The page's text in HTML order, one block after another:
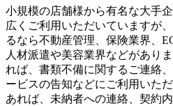
小規模の店舗様から有名な大手
広くご利用いただいていますが
るなら不動産管理、保険業界、
人材派遣や美容業界などがあり
れば、書類不備に関するご連絡
ービスの告知などにご利用いた
あれば、未納者への連絡、契約内